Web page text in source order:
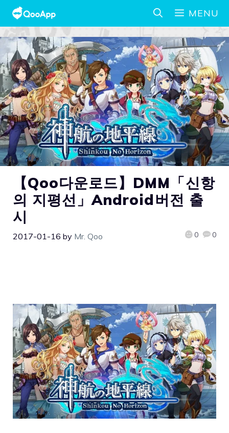
MENU
【Qoo다운로드】DMM「신항
의 지평선」Android버전 출
시
2017-01-16 by Mr. Qoo 0 0